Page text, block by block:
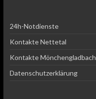
24h-Notdienste
Kontakte Nettetal
Kontakte Mönchengladbach
Datenschutzerklärung